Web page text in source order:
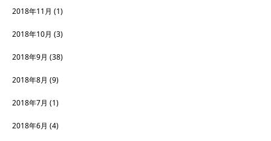
2018年11月 (1)
2018年10月 (3)
2018年9月 (38)
2018年8月 (9)
2018年7月 (1)
2018年6月 (4)